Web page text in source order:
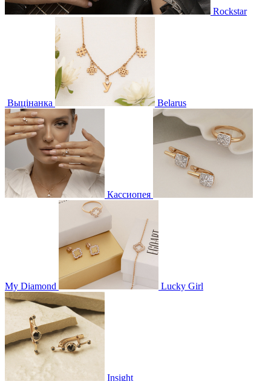
Rockstar
Выцінанка Belarus
Кассиопея
My Diamond Lucky Girl
Insight